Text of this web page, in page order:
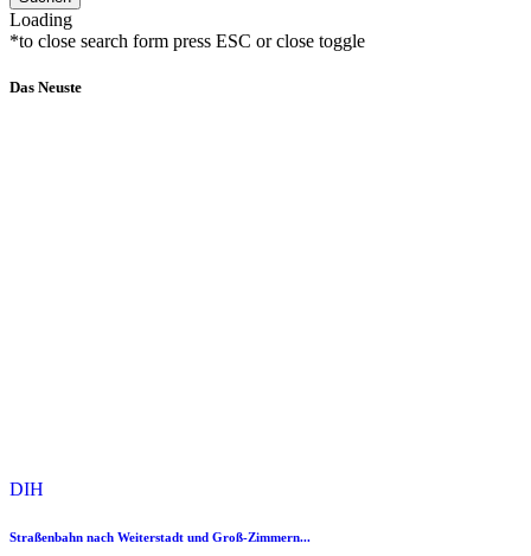
Loading
*to close search form press ESC or close toggle
Das Neuste
DIH
Straßenbahn nach Weiterstadt und Groß-Zimmern...